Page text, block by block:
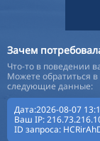
Зачем
Что-то в поведении
Можете обратиться
следующие данные:
Дата:2026-08-07
Ваш IP:
ID запроса: